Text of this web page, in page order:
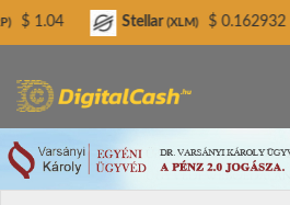
Stellar(XLM) $ 0.162932
Digitalcash.hu